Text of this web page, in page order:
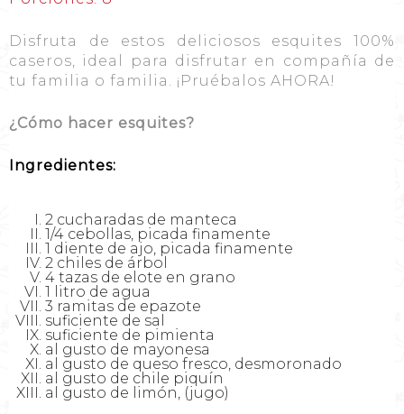
Disfruta de estos deliciosos esquites 100%
caseros, ideal para disfrutar en compañía de
tu familia o familia. ¡Pruébalos AHORA!
¿Cómo hacer esquites?
Ingredientes:
2 cucharadas de manteca
1/4 cebollas, picada finamente
1 diente de ajo, picada finamente
2 chiles de árbol
4 tazas de elote en grano
1 litro de agua
3 ramitas de epazote
suficiente de sal
suficiente de pimienta
al gusto de mayonesa
al gusto de queso fresco, desmoronado
al gusto de chile piquín
al gusto de limón, (jugo)